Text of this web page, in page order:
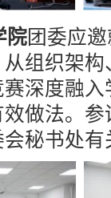
院团委应
组织架
深度融
做法。
秘书处